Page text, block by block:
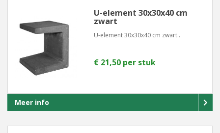
U-element 30x30x40 cm
zwart
U-element 30x30x40 cm zwart..
€ 21,50 per stuk
Meer info